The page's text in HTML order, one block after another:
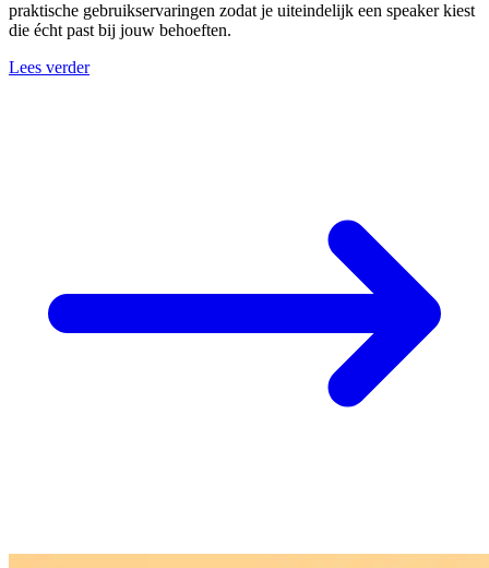
praktische gebruikservaringen zodat je uiteindelijk een speaker kiest
die écht past bij jouw behoeften.
Lees verder